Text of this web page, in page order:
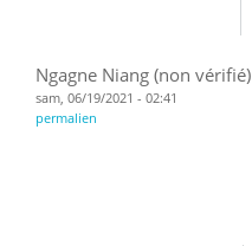
Ngagne Niang (non vérifié)
sam, 06/19/2021 - 02:41
permalien